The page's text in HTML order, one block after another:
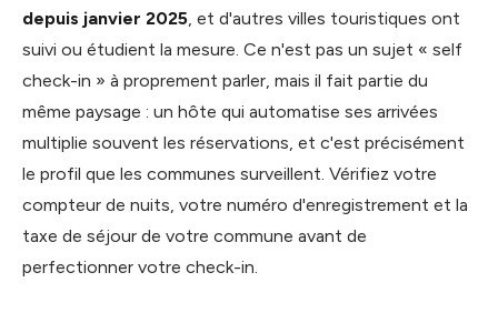
depuis janvier 2025, et d'autres villes touristiques ont
suivi ou étudient la mesure. Ce n'est pas un sujet « self
check-in » à proprement parler, mais il fait partie du
même paysage : un hôte qui automatise ses arrivées
multiplie souvent les réservations, et c'est précisément
le profil que les communes surveillent. Vérifiez votre
compteur de nuits, votre numéro d'enregistrement et la
taxe de séjour de votre commune avant de
perfectionner votre check-in.